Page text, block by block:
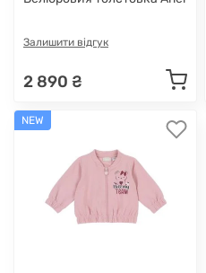
Залишити відгук
2 890 ₴
NEW